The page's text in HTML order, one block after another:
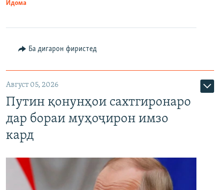
Идома
Ба дигарон фиристед
Август 05, 2026
Путин қонунҳои сахтгиронаро
дар бораи муҳоҷирон имзо
кард